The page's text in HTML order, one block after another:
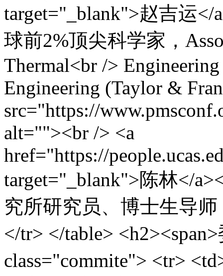
target="_blank">赵吉运
球前2%顶尖科学家，
Thermal<br />
Engineering (Taylor &
src="https://
alt=""><br /> <a
href="https://
target="_blank">陈林</
究所研究员、博士生导
</tr> </table>
class="commite"> <tr>